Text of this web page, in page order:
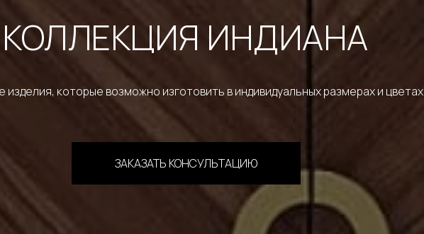
КОЛЛЕКЦИЯ ИНДИАНА
изделия, которые возможно изготовить в индивидуальных размерах и цветах
ЗАКАЗАТЬ КОНСУЛЬТАЦИЮ